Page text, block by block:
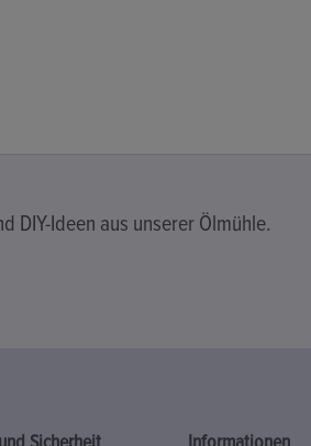
DIY-Ideen aus unserer Ölmühle.